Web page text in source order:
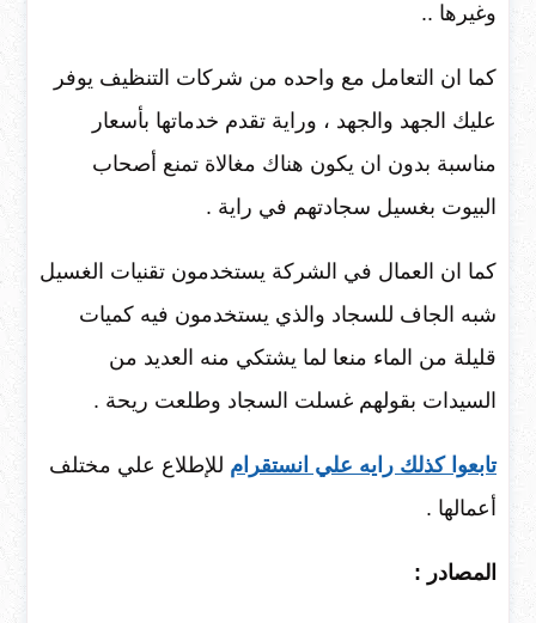
وغيرها ..
كما ان التعامل مع واحده من شركات التنظيف يوفر
عليك الجهد والجهد ، وراية تقدم خدماتها بأسعار
مناسبة بدون ان يكون هناك مغالاة تمنع أصحاب
البيوت بغسيل سجادتهم في راية .
كما ان العمال في الشركة يستخدمون تقنيات الغسيل
شبه الجاف للسجاد والذي يستخدمون فيه كميات
قليلة من الماء منعا لما يشتكي منه العديد من
السيدات بقولهم غسلت السجاد وطلعت ريحة .
تابعوا كذلك رايه علي انستقرام للإطلاع علي مختلف
أعمالها .
المصادر :